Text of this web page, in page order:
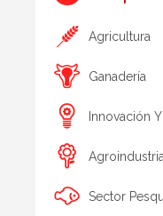
Agricultura
Ganadería
Innovación
Agroindustria
Sector